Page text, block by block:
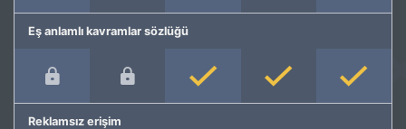
Eş anlamlı kavramlar sözlüğü
Reklamsız erişim